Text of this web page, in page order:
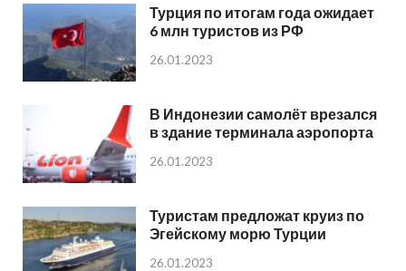
Турция по итогам года ожидает
6 млн туристов из РФ
26.01.2023
В Индонезии самолёт врезался
в здание терминала аэропорта
26.01.2023
Туристам предложат круиз по
Эгейскому морю Турции
26.01.2023